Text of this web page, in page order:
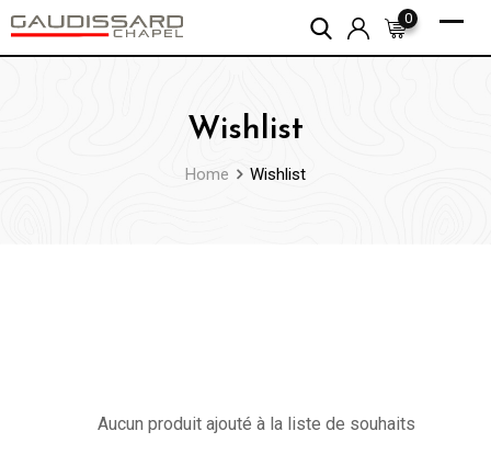
Skip
to
0
Wishlist
Home Wishlist
Aucun produit ajouté à la liste de souhaits